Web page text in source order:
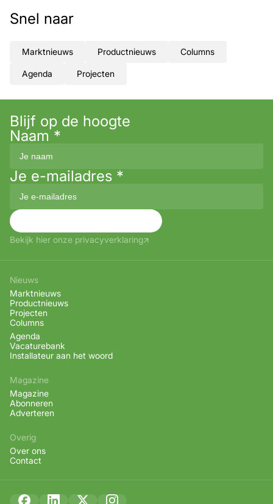
Snel naar
Marktnieuws Productnieuws Columns
Agenda Projecten
Blijf op de hoogte
Naam *
Je e-mailadres *
Bekijk hier onze privacyverklaring
Nieuws
Marktnieuws
Productnieuws
Projecten
Columns
Agenda
Vacaturebank
Installateur aan het woord
Magazine
Magazine
Abonneren
Adverteren
Overig
Over ons
Contact